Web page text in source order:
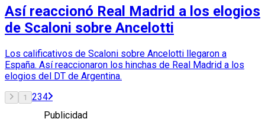
Así reaccionó Real Madrid a los elogios
de Scaloni sobre Ancelotti
Los calificativos de Scaloni sobre Ancelotti llegaron a
España. Así reaccionaron los hinchas de Real Madrid a los
elogios del DT de Argentina.
1 234
Publicidad